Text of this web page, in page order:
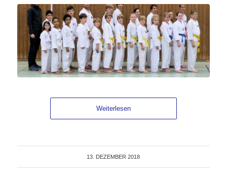
Weiterlesen
13. DEZEMBER 2018